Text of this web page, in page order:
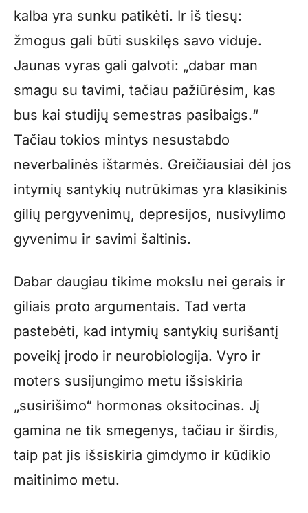
kalba yra sunku patikėti. Ir iš tiesų:
žmogus gali būti suskilęs savo viduje.
Jaunas vyras gali galvoti: „dabar man
smagu su tavimi, tačiau pažiūrėsim, kas
bus kai studijų semestras pasibaigs.“
Tačiau tokios mintys nesustabdo
neverbalinės ištarmės. Greičiausiai dėl jos
intymių santykių nutrūkimas yra klasikinis
gilių pergyvenimų, depresijos, nusivylimo
gyvenimu ir savimi šaltinis.
Dabar daugiau tikime mokslu nei gerais ir
giliais proto argumentais. Tad verta
pastebėti, kad intymių santykių surišantį
poveikį įrodo ir neurobiologija. Vyro ir
moters susijungimo metu išsiskiria
„susirišimo“ hormonas oksitocinas. Jį
gamina ne tik smegenys, tačiau ir širdis,
taip pat jis išsiskiria gimdymo ir kūdikio
maitinimo metu.